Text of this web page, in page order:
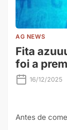
AG NEWS
Fita
foi a
16/12/2025
Antes de